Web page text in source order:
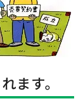
ます。